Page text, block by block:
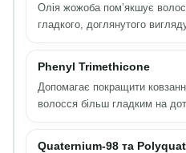
Олія жожоба пом’якшує
гладкого, доглянутого
Phenyl Trimethicone
Допомагає покращити
волосся більш гладким на
Quaternium-98 та